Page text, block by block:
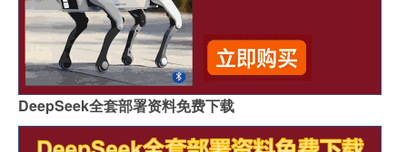
DeepSeek全套部署资料免费下载